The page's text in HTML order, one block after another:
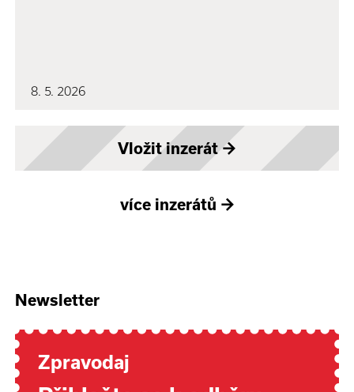
8. 5. 2026
Vložit inzerát→
více inzerátů →
Newsletter
Zpravodaj